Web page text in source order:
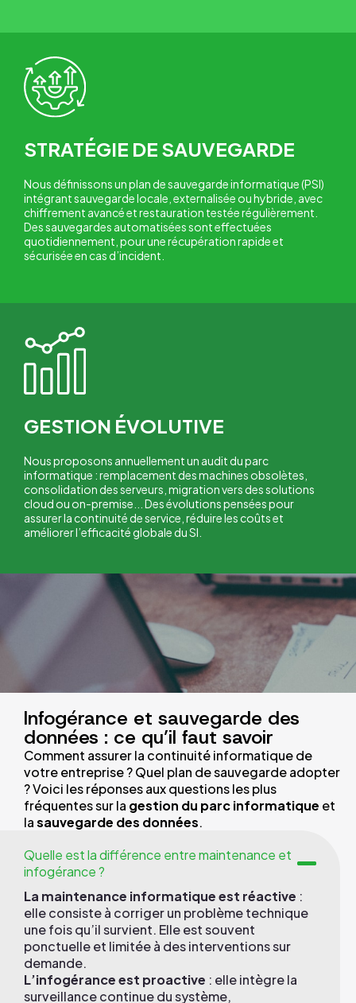
STRATÉGIE DE SAUVEGARDE
Nous définissons un plan de sauvegarde informatique (PSI)
intégrant sauvegarde locale, externalisée ou hybride, avec
chiffrement avancé et restauration testée régulièrement.
Des sauvegardes automatisées sont effectuées
quotidiennement, pour une récupération rapide et
sécurisée en cas d’incident.
GESTION ÉVOLUTIVE
Nous proposons annuellement un audit du parc
informatique : remplacement des machines obsolètes,
consolidation des serveurs, migration vers des solutions
cloud ou on-premise... Des évolutions pensées pour
assurer la continuité de service, réduire les coûts et
améliorer l’efficacité globale du SI.
Infogérance et sauvegarde des
données : ce qu’il faut savoir
Comment assurer la continuité informatique de
votre entreprise ? Quel plan de sauvegarde adopter
? Voici les réponses aux questions les plus
fréquentes sur la gestion du parc informatique et
lasauvegarde des données.
Quelle est la différence entre maintenance et
infogérance ?
La maintenance informatique est réactive :
elle consiste à corriger un problème technique
une fois qu’il survient. Elle est souvent
ponctuelle et limitée à des interventions sur
demande.
L’infogérance est proactive : elle intègre la
surveillance continue du système,